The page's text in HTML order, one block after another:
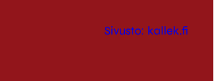
Sivusto: kallek.fi